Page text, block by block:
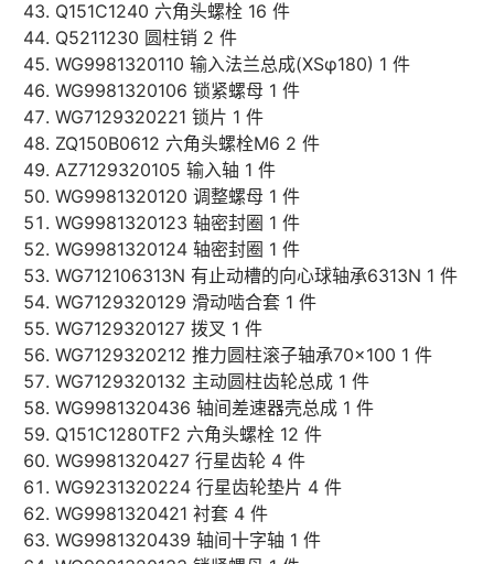
Q151C1240 六角头螺栓 16 件
Q5211230 圆柱销 2 件
WG9981320110 输入法兰总成(XSφ180) 1 件
WG9981320106 锁紧螺母 1 件
WG7129320221 锁片 1 件
ZQ150B0612 六角头螺栓M6 2 件
AZ7129320105 输入轴 1 件
WG9981320120 调整螺母 1 件
WG9981320123 轴密封圈 1 件
WG9981320124 轴密封圈 1 件
WG712106313N 有止动槽的向心球轴承6313N 1 件
WG7129320129 滑动啮合套 1 件
WG7129320127 拨叉 1 件
WG7129320212 推力圆柱滚子轴承70×100 1 件
WG7129320132 主动圆柱齿轮总成 1 件
WG9981320436 轴间差速器壳总成 1 件
Q151C1280TF2 六角头螺栓 12 件
WG9981320427 行星齿轮 4 件
WG9231320224 行星齿轮垫片 4 件
WG9981320421 衬套 4 件
WG9981320439 轴间十字轴 1 件